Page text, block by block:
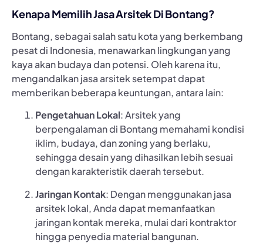
Kenapa Memilih Jasa Arsitek Di Bontang?
Bontang, sebagai salah satu kota yang berkembang
pesat di Indonesia, menawarkan lingkungan yang
kaya akan budaya dan potensi. Oleh karena itu,
mengandalkan jasa arsitek setempat dapat
memberikan beberapa keuntungan, antara lain:
Pengetahuan Lokal: Arsitek yang
berpengalaman di Bontang memahami kondisi
iklim, budaya, dan zoning yang berlaku,
sehingga desain yang dihasilkan lebih sesuai
dengan karakteristik daerah tersebut.
Jaringan Kontak: Dengan menggunakan jasa
arsitek lokal, Anda dapat memanfaatkan
jaringan kontak mereka, mulai dari kontraktor
hingga penyedia material bangunan.